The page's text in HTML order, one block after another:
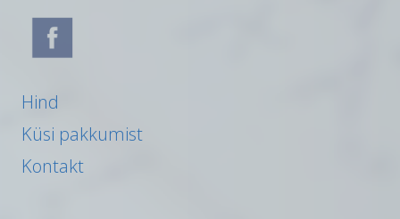
Hind
Küsi pakkumist
Kontakt